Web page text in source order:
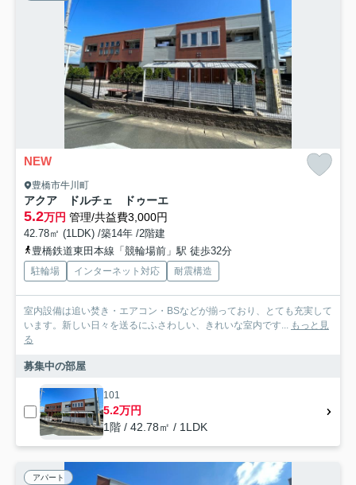
NEW
豊橋市牛川町
アクア ドルチェ ドゥーエ
5.2万円 管理/共益費3,000円
42.78㎡ (1LDK) /築14年 /2階建
豊橋鉄道東田本線「競輪場前」駅 徒歩32分
駐輪場 インターネット対応 耐震構造
室内設備は追い焚き・エアコン・BSなどが揃っており、とても充実して
います。新しい日々を送るにふさわしい、きれいな室内です... もっと見
る
募集中の部屋
101
5.2万円
1階 / 42.78㎡ / 1LDK
アパート